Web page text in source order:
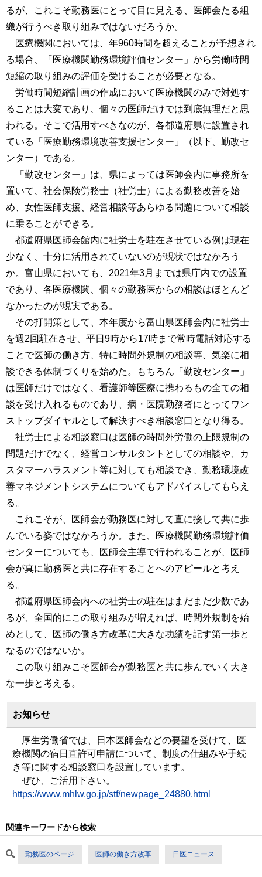
るが、これこそ勤務医にとって目に見える、医師会たる組
織が行うべき取り組みではないだろうか。
医療機関においては、年960時間を超えることが予想され
る場合、「医療機関勤務環境評価センター」から労働時間
短縮の取り組みの評価を受けることが必要となる。
労働時間短縮計画の作成において医療機関のみで対処す
ることは大変であり、個々の医師だけでは到底無理だと思
われる。そこで活用すべきなのが、各都道府県に設置され
ている「医療勤務環境改善支援センター」（以下、勤改セ
ンター）である。
「勤改センター」は、県によっては医師会内に事務所を
置いて、社会保険労務士（社労士）による勤務改善を始
め、女性医師支援、経営相談等あらゆる問題について相談
に乗ることができる。
都道府県医師会館内に社労士を駐在させている例は現在
少なく、十分に活用されていないのが現状ではなかろう
か。富山県においても、2021年3月までは県庁内での設置
であり、各医療機関、個々の勤務医からの相談はほとんど
なかったのが現実である。
その打開策として、本年度から富山県医師会内に社労士
を週2回駐在させ、平日9時から17時まで常時電話対応する
ことで医師の働き方、特に時間外規制の相談等、気楽に相
談できる体制づくりを始めた。もちろん「勤改センター」
は医師だけではなく、看護師等医療に携わるもの全ての相
談を受け入れるものであり、病・医院勤務者にとってワン
ストップダイヤルとして解決すべき相談窓口となり得る。
社労士による相談窓口は医師の時間外労働の上限規制の
問題だけでなく、経営コンサルタントとしての相談や、カ
スタマーハラスメント等に対しても相談でき、勤務環境改
善マネジメントシステムについてもアドバイスしてもらえ
る。
これこそが、医師会が勤務医に対して直に接して共に歩
んでいる姿ではなかろうか。また、医療機関勤務環境評価
センターについても、医師会主導で行われることが、医師
会が真に勤務医と共に存在することへのアピールと考え
る。
都道府県医師会内への社労士の駐在はまだまだ少数であ
るが、全国的にこの取り組みが増えれば、時間外規制を始
めとして、医師の働き方改革に大きな功績を記す第一歩と
なるのではないか。
この取り組みこそ医師会が勤務医と共に歩んでいく大き
な一歩と考える。
お知らせ
厚生労働省では、日本医師会などの要望を受けて、医
療機関の宿日直許可申請について、制度の仕組みや手続
き等に関する相談窓口を設置しています。
ぜひ、ご活用下さい。
https://www.mhlw.go.jp/stf/newpage_24880.html
関連キーワードから検索
勤務医のページ 医師の働き方改革 日医ニュース